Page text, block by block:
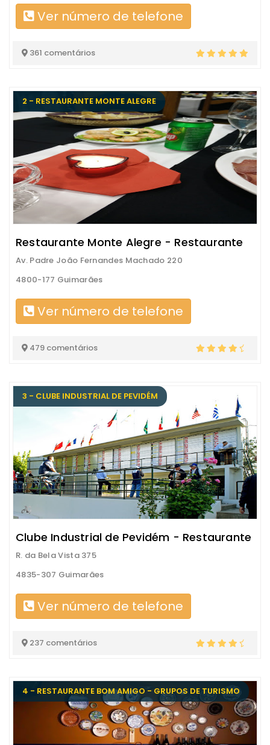
Ver número de telefone
361 comentários
2 - RESTAURANTE MONTE ALEGRE
Restaurante Monte Alegre - Restaurante
Av. Padre João Fernandes Machado 220
4800-177 Guimarães
Ver número de telefone
479 comentários
3 - CLUBE INDUSTRIAL DE PEVIDÉM
Clube Industrial de Pevidém - Restaurante
R. da Bela Vista 375
4835-307 Guimarães
Ver número de telefone
237 comentários
4 - RESTAURANTE BOM AMIGO - GRUPOS DE TURISMO